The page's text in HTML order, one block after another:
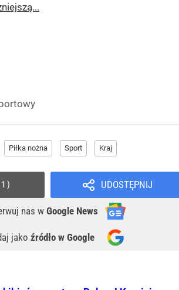
Piłka nożna Sport Kraj
UDOSTĘPNIJ
nas w Google News
jako źródło w Google
1